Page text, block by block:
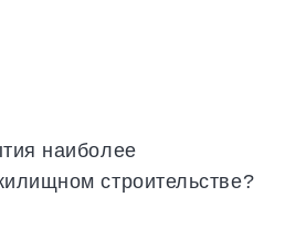
наиболее
строительстве?